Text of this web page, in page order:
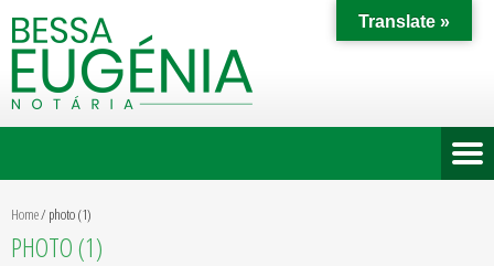
Home/ photo (1)
PHOTO (1)
Translate »